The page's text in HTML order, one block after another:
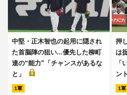
中堅・正木智也の起用に隠され
た首脳陣の狙い...優先した柳町
達の“能力”「チャンスがあるな
と」
1軍
押
は
「
ント
1軍